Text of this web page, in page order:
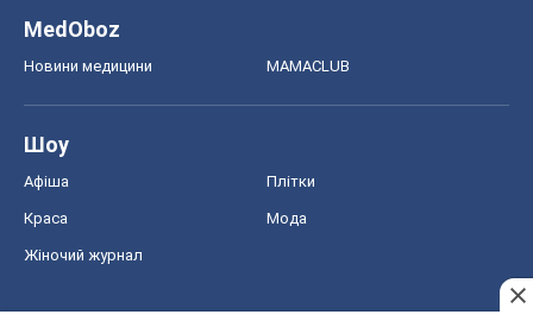
MedOboz
Новини медицини MAMACLUB
Шоу
Афіша Плітки
Краса Мода
Жіночий журнал